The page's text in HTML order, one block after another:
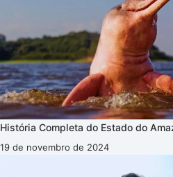
História Completa do Estado do
19 de novembro de 2024